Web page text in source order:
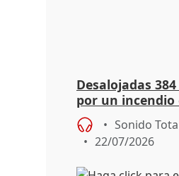
Desalojadas
por un incendio
viento
Sonido
22/07/2026